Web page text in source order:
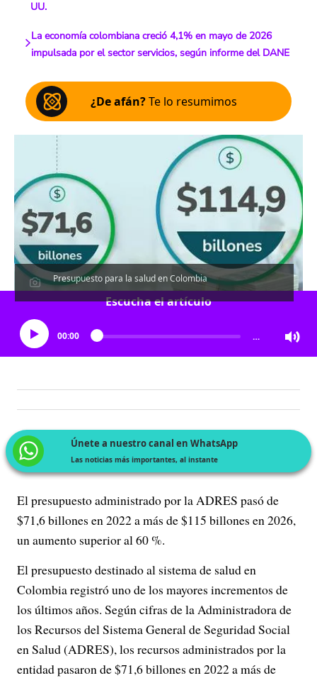
UU.
La economía colombiana creció 4,1% en mayo de 2026
impulsada por el sector servicios, según informe del DANE
¿De afán?Te lo resumimos
Presupuesto para la salud en Colombia
Escucha el artículo
00:00 …
Únete a nuestro canal en WhatsApp
Las noticias más importantes, al instante
El presupuesto administrado por la ADRES pasó de
$71,6 billones en 2022 a más de $115 billones en 2026,
un aumento superior al 60 %.
El presupuesto destinado al sistema de salud en
Colombia registró uno de los mayores incrementos de
los últimos años. Según cifras de la Administradora de
los Recursos del Sistema General de Seguridad Social
en Salud (ADRES), los recursos administrados por la
entidad pasaron de $71,6 billones en 2022 a más de